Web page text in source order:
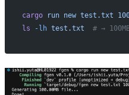
cargo run new test.txt
ls -lh test.txt
# → 100MB